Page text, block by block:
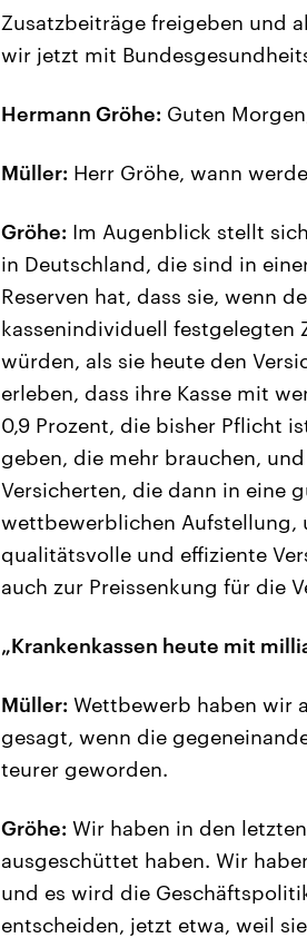
Zusatzbeiträge freigeben und
wir jetzt mit
Hermann Gröhe: Guten
Müller: Herr Gröhe, wann
Gröhe: Im Augenblick stellt
in Deutschland, die sind in
Reserven hat, dass sie, wenn
kassenindividuell festgelegten
würden, als sie heute den
erleben, dass ihre Kasse mit
0,9 Prozent, die bisher Pflicht
geben, die mehr brauchen,
Versicherten, die dann in eine
wettbewerblichen Aufstellung,
qualitätsvolle und effiziente
auch zur Preissenkung für die
„Krankenkassen heute mit
Müller: Wettbewerb haben wir
gesagt, wenn die
teurer geworden.
Gröhe: Wir haben in den
ausgeschüttet haben. Wir
und es wird die
entscheiden, jetzt etwa, weil